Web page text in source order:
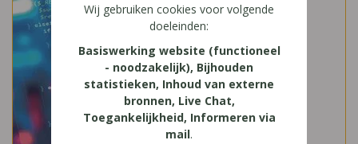
Wij gebruiken cookies voor volgende
doeleinden:
Basiswerking website (functioneel
- noodzakelijk), Bijhouden
statistieken, Inhoud van externe
bronnen, Live Chat,
Toegankelijkheid, Informeren via
mail.